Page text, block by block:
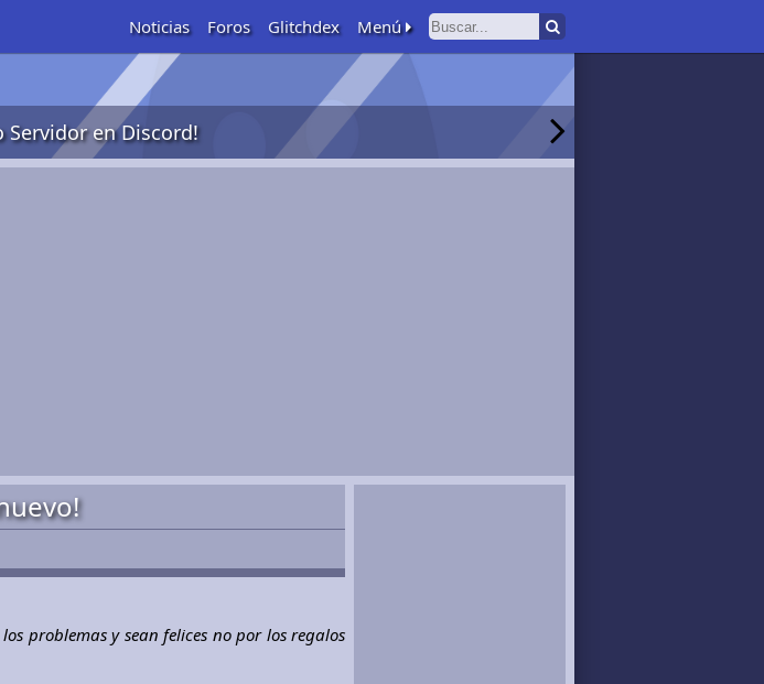
Noticias Foros Glitchdex Menú
Servidor en Discord!
problemas y sean felices no por los regalos